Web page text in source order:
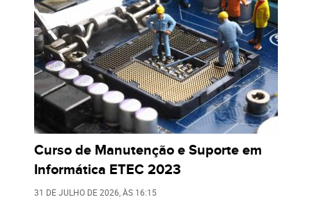
Curso de Manutenção e Suporte em
Informática ETEC 2023
31 DE JULHO DE 2026 , ÀS 16:15